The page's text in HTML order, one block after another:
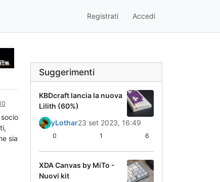
Registrati Accedi
sia
Suggerimenti
KBDcraft lancia la nuova
Lilith (60%)
yLothar23 set 2023, 16:49
0 1 6
XDA Canvas by MiTo -
Nuovi kit